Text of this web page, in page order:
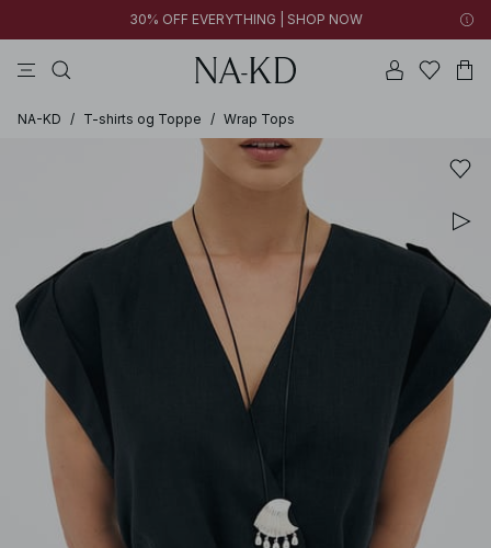
30% OFF EVERYTHING | SHOP NOW
NA-KD / T-shirts og Toppe / Wrap Tops